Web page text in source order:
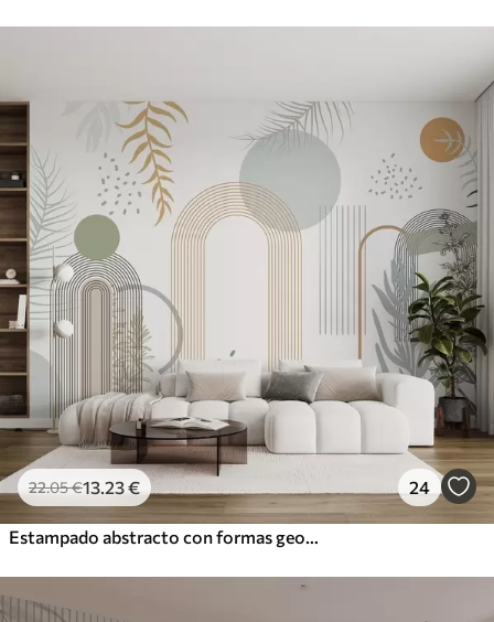
22.05€13 .23€ 24